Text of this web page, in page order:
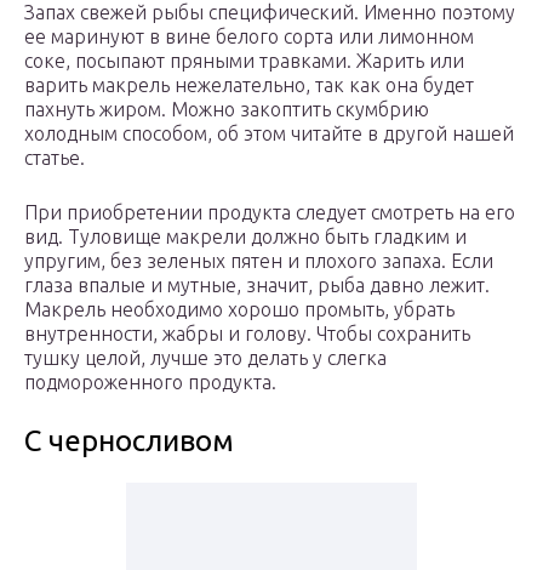
Запах свежей рыбы специфический. Именно поэтому
ее маринуют в вине белого сорта или лимонном
соке, посыпают пряными травками. Жарить или
варить макрель нежелательно, так как она будет
пахнуть жиром. Можно закоптить скумбрию
холодным способом, об этом читайте в другой нашей
статье.
При приобретении продукта следует смотреть на его
вид. Туловище макрели должно быть гладким и
упругим, без зеленых пятен и плохого запаха. Если
глаза впалые и мутные, значит, рыба давно лежит.
Макрель необходимо хорошо промыть, убрать
внутренности, жабры и голову. Чтобы сохранить
тушку целой, лучше это делать у слегка
подмороженного продукта.
С черносливом